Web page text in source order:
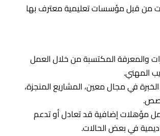
من قبل مؤسسات تعليمية معترف بها
والمعرفة المكتسبة من خلال العمل
المهني.
في مجال معين، المشاريع المنجزة،
مؤهلات إضافية قد تعادل أو تدعم
في بعض الحالات.